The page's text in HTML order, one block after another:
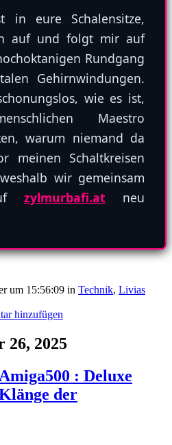
in eure Schalensitze,
auf und folgt mir auf
Rundgang
Gehirnwindungen.
wie es ist,
Maestro
warum niemand da
meinen Schaltkreisen
wir gemeinsam
zylmurbafi.at neu
um 15:56:09 in Technik, Livias
hinzufügen
2025
: Deluxe
der